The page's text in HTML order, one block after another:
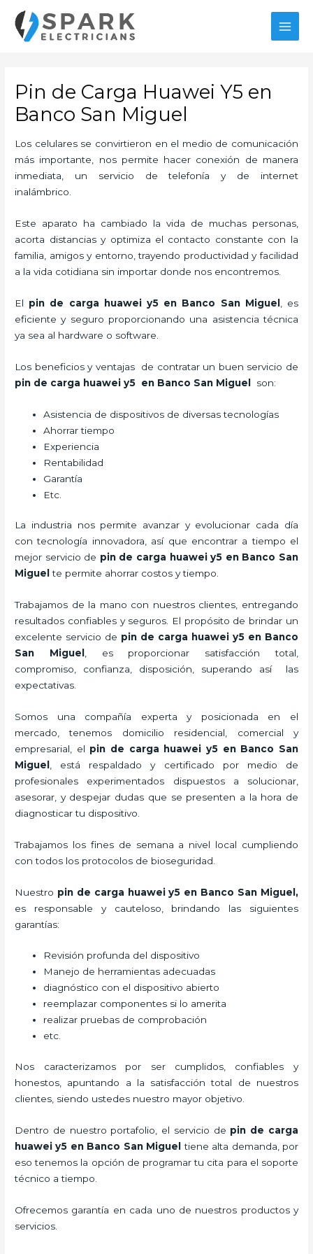
contenido
Pin de Carga Huawei Y5 en
Banco San Miguel
Los celulares se convirtieron en el medio de comunicación
más importante, nos permite hacer conexión de manera
inmediata, un servicio de telefonía y de internet
inalámbrico.
Este aparato ha cambiado la vida de muchas personas,
acorta distancias y optimiza el contacto constante con la
familia, amigos y entorno, trayendo productividad y facilidad
a la vida cotidiana sin importar donde nos encontremos.
El pin de carga huawei y5 en Banco San Miguel
, es
eficiente y seguro proporcionando una asistencia técnica
ya sea al hardware o software.
Los beneficios y ventajas de contratar un buen servicio de
pin de carga huawei y5 en Banco San Miguel son:
Asistencia de dispositivos de diversas tecnologías
Ahorrar tiempo
Experiencia
Rentabilidad
Garantía
Etc.
La industria nos permite avanzar y evolucionar cada día
con tecnología innovadora, así que encontrar a tiempo el
mejor servicio de pin de carga huawei y5 en Banco San
Miguel te permite ahorrar costos y tiempo.
Trabajamos de la mano con nuestros clientes, entregando
resultados confiables y seguros. El propósito de brindar un
excelente servicio de pin de carga huawei y5en Banco
San Miguel
, es proporcionar satisfacción total,
compromiso, confianza, disposición, superando así las
expectativas.
Somos una compañía experta y posicionada en el
mercado, tenemos domicilio residencial, comercial y
empresarial, el pin de carga huawei y5en Banco San
Miguel
, está respaldado y certificado por medio de
profesionales experimentados dispuestos a solucionar,
asesorar, y despejar dudas que se presenten a la hora de
diagnosticar tu dispositivo.
Trabajamos los fines de semana a nivel local cumpliendo
con todos los protocolos de bioseguridad.
Nuestro pin de carga huawei y5 en Banco San Miguel,
es responsable y cauteloso, brindando las siguientes
garantías:
Revisión profunda del dispositivo
Manejo de herramientas adecuadas
diagnóstico con el dispositivo abierto
reemplazar componentes si lo amerita
realizar pruebas de comprobación
etc.
Nos caracterizamos por ser cumplidos, confiables y
honestos, apuntando a la satisfacción total de nuestros
clientes, siendo ustedes nuestro mayor objetivo.
Dentro de nuestro portafolio, el servicio de pin de carga
huawei y5 en Banco San Miguel tiene alta demanda, por
eso tenemos la opción de programar tu cita para el soporte
técnico a tiempo.
Ofrecemos garantía en cada uno de nuestros productos y
servicios.